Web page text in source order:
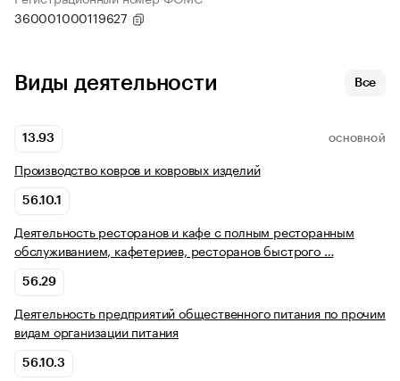
360001000119627
Виды деятельности Все
13.93 ОСНОВНОЙ
Производство ковров и ковровых изделий
56.10.1
Деятельность ресторанов и кафе с полным ресторанным
обслуживанием, кафетериев, ресторанов быстрого …
56.29
Деятельность предприятий общественного питания по прочим
видам организации питания
56.10.3